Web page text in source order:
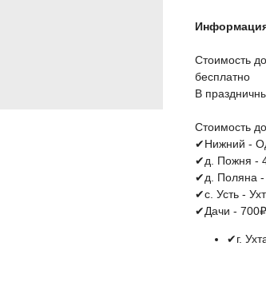
Стоимость
бесплатно
В
Стоимость
✔Нижний -
✔д. Пожня -
✔д. Поляна
✔с. Усть -
✔Дачи - 700₽
✔г.